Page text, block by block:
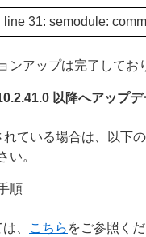
31: semodule:
ンアップは完了して
以降へアップ
ている場合は、以下
い。
順
、 こちら をご参照く